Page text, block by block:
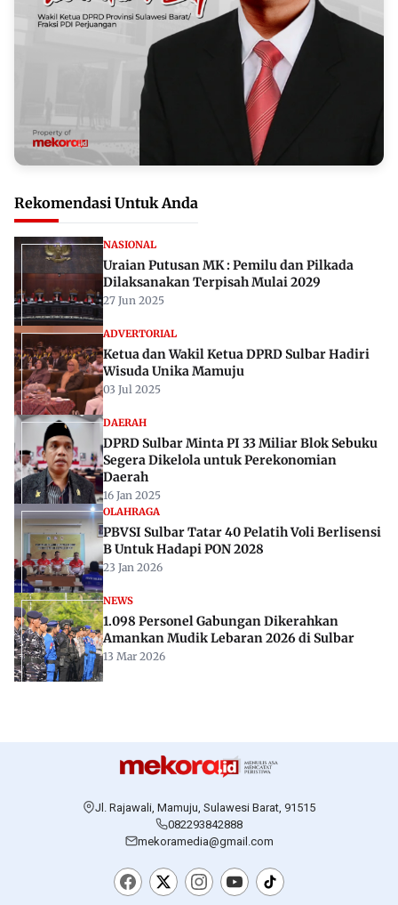
Rekomendasi Untuk Anda
NASIONAL
Uraian Putusan MK : Pemilu dan Pilkada
Dilaksanakan Terpisah Mulai 2029
27 Jun 2025
ADVERTORIAL
Ketua dan Wakil Ketua DPRD Sulbar Hadiri
Wisuda Unika Mamuju
03 Jul 2025
DAERAH
DPRD Sulbar Minta PI 33 Miliar Blok Sebuku
Segera Dikelola untuk Perekonomian
Daerah
16 Jan 2025
OLAHRAGA
PBVSI Sulbar Tatar 40 Pelatih Voli Berlisensi
B Untuk Hadapi PON 2028
23 Jan 2026
NEWS
1.098 Personel Gabungan Dikerahkan
Amankan Mudik Lebaran 2026 di Sulbar
13 Mar 2026
Jl. Rajawali, Mamuju, Sulawesi Barat, 91515
082293842888
mekoramedia@gmail.com